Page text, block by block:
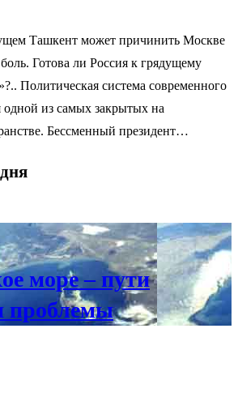
Ташкент может причинить Москве
Готова ли Россия к грядущему
Политическая система современного
одной из самых закрытых на
Бессменный президент…
море – пути
проблемы